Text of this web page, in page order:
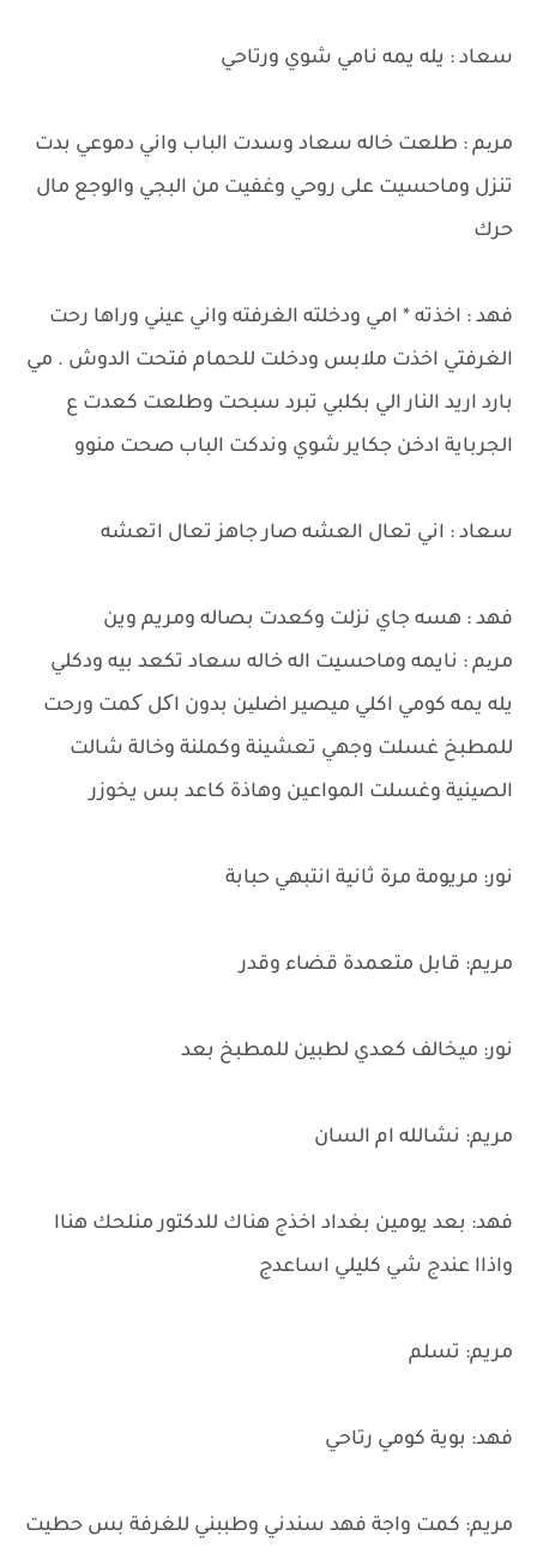
سعاد : يله يمه نامي شوي ورتاحي
مریم : طلعت خاله سعاد وسدت الباب واني دموعي بدت
تنزل وماحسيت على روحي وغفيت من البجي والوجع مال
حرك
فهد : اخذته * امي ودخلته الغرفته واني عيني وراها رحت
الغرفتي اخذت ملابس ودخلت للحمام فتحت الدوش . مي
بارد اريد النار الي بكلبي تبرد سبحت وطلعت كعدت ع
الجرباية ادخن جكاير شوي وندكت الباب صحت منوو
سعاد : اني تعال العشه صار جاهز تعال اتعشه
فهد : هسه جاي نزلت وكعدت بصاله ومريم وين
مریم : نايمه وماحسيت اله خاله سعاد تكعد بيه ودكلي
يله يمه كومي اكلي ميصير اضلین بدون اکل کمت ورحت
للمطبخ غسلت وجهي تعشينة وكملنة وخالة شالت
الصينية وغسلت المواعين وهاذة كاعد بس يخوزر
نور: مريومة مرة ثانية انتبهي حبابة
مريم: قابل متعمدة قضاء وقدر
نور: ميخالف كعدي لطبين للمطبخ بعد
مريم: نشالله ام السان
فهد: بعد يومين بغداد اخذج هناك للدكتور منلحك هناا
واذاا عندج شي كليلي اساعدج
مريم: تسلم
فهد: بوية كومي رتاحي
مريم: كمت واجة فهد سندني وطببني للغرفة بس حطيت